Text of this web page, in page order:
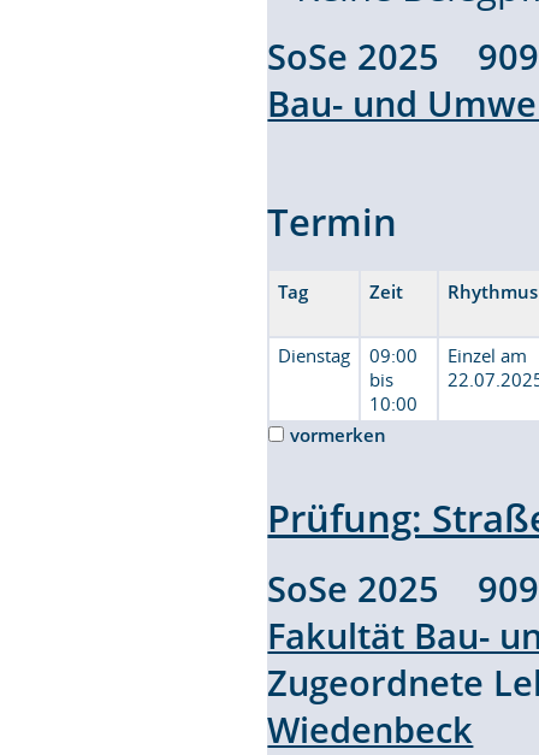
SoSe 2025
Bau- und
Termin
Tag Zeit Rhythmus
Dienstag
09:00
bis
10:00
Einzel am
vormerken
Prüfung:
SoSe 2025
Fakultät Bau-
Zugeordnete
Wiedenbeck